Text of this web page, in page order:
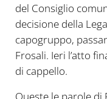
del Consiglio
decisione della
capogruppo,
Frosali. Ieri l’atto
di cappello.
Queste le parole di